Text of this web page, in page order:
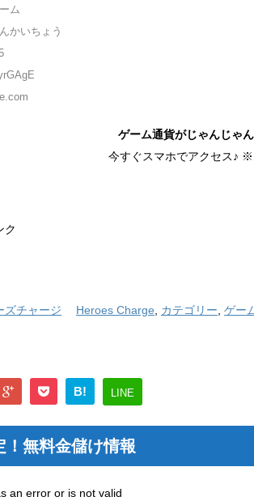
ム
かいちょう
ゲーム通貨がじゃんじゃん
今すぐスマホでアクセス♪ ※
ク
ズチャージ Heroes Charge カテゴリー ゲー
B! LINE
！無料金儲け情報
an error or is not valid